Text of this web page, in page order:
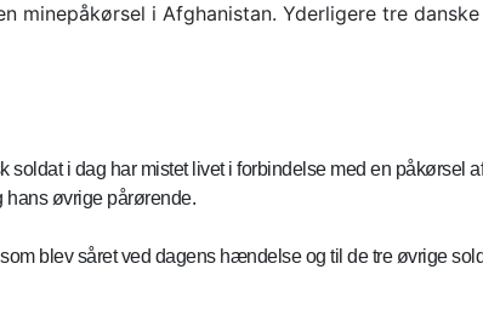
minepåkørsel i Afghanistan. Yderligere tre
soldat i dag har mistet livet i forbindelse med en påkørsel
hans øvrige pårørende.
blev såret ved dagens hændelse og til de tre øvrige